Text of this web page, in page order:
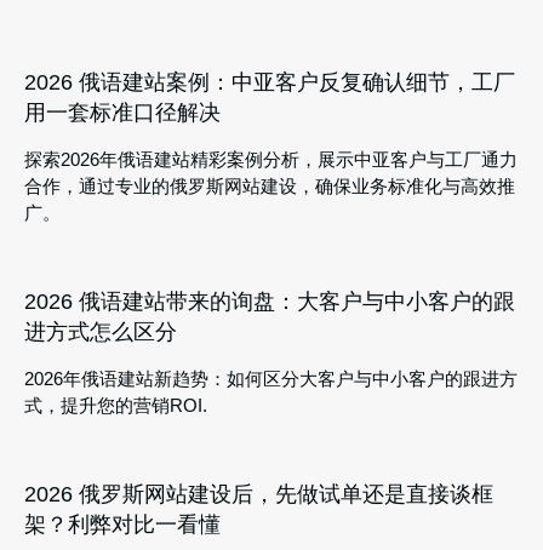
2026 俄语建站案例：中亚客户反复确认细节，工厂
用一套标准口径解决
探索2026年俄语建站精彩案例分析，展示中亚客户与工厂通力
合作，通过专业的俄罗斯网站建设，确保业务标准化与高效推
广。
2026 俄语建站带来的询盘：大客户与中小客户的跟
进方式怎么区分
2026年俄语建站新趋势：如何区分大客户与中小客户的跟进方
式，提升您的营销ROI.
2026 俄罗斯网站建设后，先做试单还是直接谈框
架？利弊对比一看懂